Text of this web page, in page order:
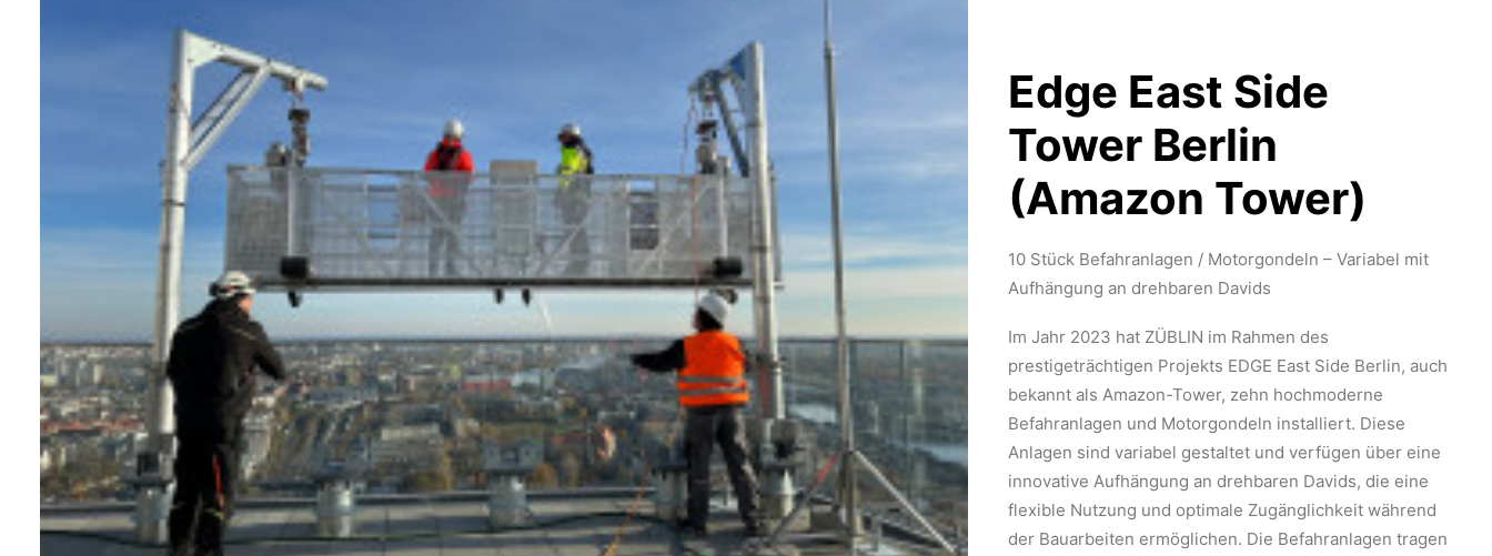
Edge East Side
Tower Berlin
(Amazon Tower)
10 Stück Befahranlagen / Motorgondeln – Variabel mit
Aufhängung an drehbaren Davids
Im Jahr 2023 hat ZÜBLIN im Rahmen des
prestigeträchtigen Projekts EDGE East Side Berlin, auch
bekannt als Amazon-Tower, zehn hochmoderne
Befahranlagen und Motorgondeln installiert. Diese
Anlagen sind variabel gestaltet und verfügen über eine
innovative Aufhängung an drehbaren Davids, die eine
flexible Nutzung und optimale Zugänglichkeit während
der Bauarbeiten ermöglichen. Die Befahranlagen tragen